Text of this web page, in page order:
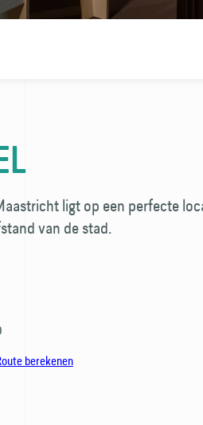
ligt op een perfecte
van de stad.
berekenen